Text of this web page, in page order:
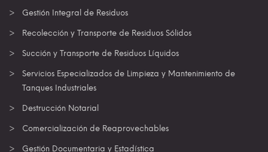
Gestión Integral de Residuos
Recolección y Transporte de Residuos Sólidos
Succión y Transporte de Residuos Líquidos
Servicios Especializados de Limpieza y Mantenimiento de
Tanques Industriales
Destrucción Notarial
Comercialización de Reaprovechables
Gestión Documentaria y Estadística